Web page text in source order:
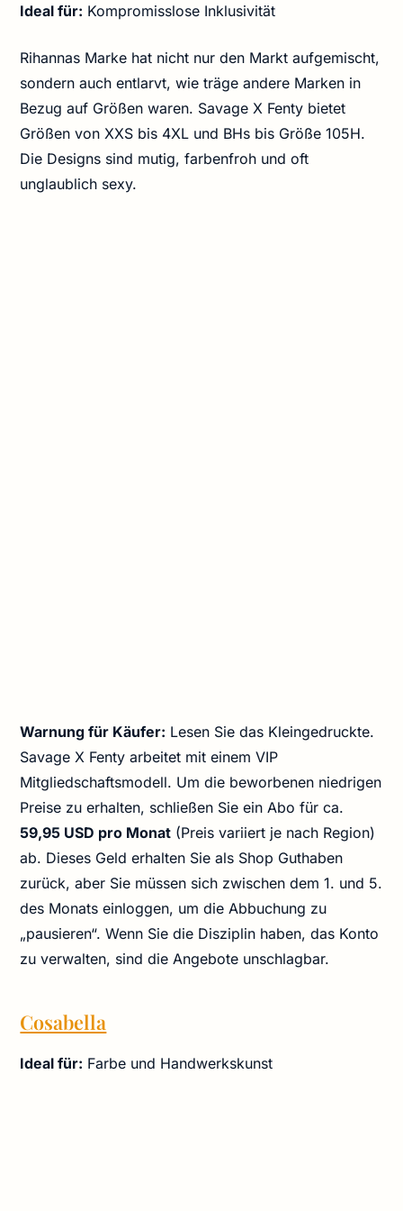
Ideal für: Kompromisslose Inklusivität
Rihannas Marke hat nicht nur den Markt aufgemischt,
sondern auch entlarvt, wie träge andere Marken in
Bezug auf Größen waren. Savage X Fenty bietet
Größen von XXS bis 4XL und BHs bis Größe 105H.
Die Designs sind mutig, farbenfroh und oft
unglaublich sexy.
Warnung für Käufer: Lesen Sie das Kleingedruckte.
Savage X Fenty arbeitet mit einem VIP
Mitgliedschaftsmodell. Um die beworbenen niedrigen
Preise zu erhalten, schließen Sie ein Abo für ca.
59,95 USD pro Monat (Preis variiert je nach Region)
ab. Dieses Geld erhalten Sie als Shop Guthaben
zurück, aber Sie müssen sich zwischen dem 1. und 5.
des Monats einloggen, um die Abbuchung zu
„pausieren“. Wenn Sie die Disziplin haben, das Konto
zu verwalten, sind die Angebote unschlagbar.
Cosabella
Ideal für: Farbe und Handwerkskunst